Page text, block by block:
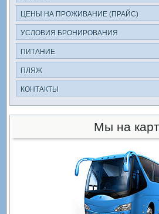
ЦЕНЫ НА ПРОЖИВАНИЕ (ПРАЙС)
УСЛОВИЯ БРОНИРОВАНИЯ
ПИТАНИЕ
ПЛЯЖ
КОНТАКТЫ
Мы на